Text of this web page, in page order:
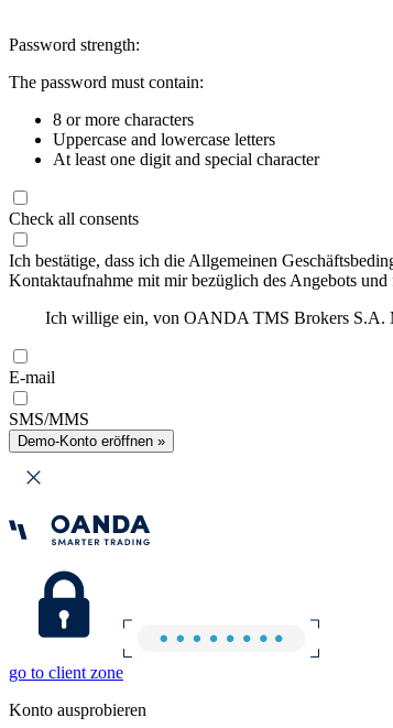
Password strength:
The password must contain:
8 or more characters
Uppercase and lowercase letters
At least one digit and special character
Check all consents
Ich bestätige, dass ich die Allgemeinen
Kontaktaufnahme mit mir bezüglich des Angebots
Ich willige ein, von OANDA TMS Brokers S.A.
E-mail
SMS/MMS
Demo-Konto eröffnen »
go to client zone
Konto ausprobieren